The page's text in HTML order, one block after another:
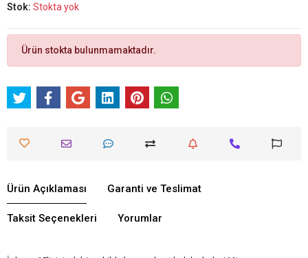
Stok: Stokta yok
Ürün stokta bulunmamaktadır.
Ürün Açıklaması Garanti ve Teslimat
Taksit Seçenekleri Yorumlar